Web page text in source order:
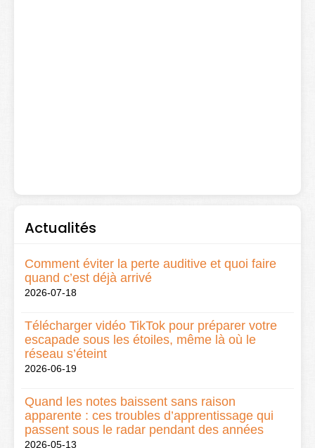
Actualités
Comment éviter la perte auditive et quoi faire
quand c’est déjà arrivé
2026-07-18
Télécharger vidéo TikTok pour préparer votre
escapade sous les étoiles, même là où le
réseau s’éteint
2026-06-19
Quand les notes baissent sans raison
apparente : ces troubles d’apprentissage qui
passent sous le radar pendant des années
2026-05-13